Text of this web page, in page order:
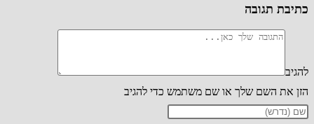
כתיבת תגובה
להגיב
הזן את השם שלך או שם משתמש כדי להגיב